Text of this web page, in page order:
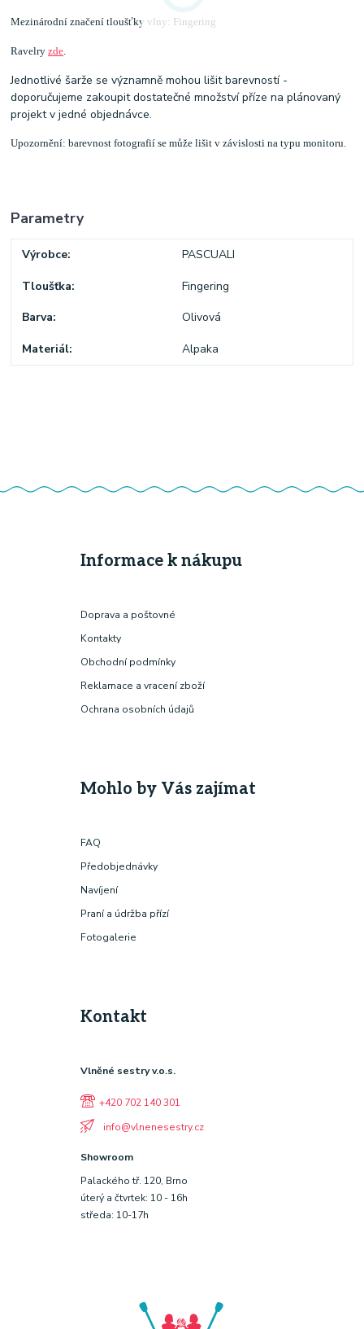
Mezinárodní značení tloušťky vlny: Fingering
Ravelryzde
Jednotlivé šarže se významně mohou lišit barevností -
doporučujeme zakoupit dostatečné množství příze na plánovaný
projekt v jedné objednávce.
Upozornění: barevnost fotografií se může lišit v závislosti na typu monitoru.
Parametry
Výrobce PASCUALI
Tloušťka Fingering
Barva Olivová
Materiál Alpaka
Informace k nákupu
Doprava a poštovné
Kontakty
Obchodní podmínky
Reklamace a vracení zboží
Ochrana osobních údajů
Mohlo by Vás zajímat
FAQ
Předobjednávky
Navíjení
Praní a údržba přízí
Fotogalerie
Kontakt
Vlněné sestry v.o.s.
+420 702 140 301
info@vlnenesestry.cz
Showroom
Palackého tř. 120, Brno
úterý a čtvrtek: 10 - 16h
středa: 10-17h